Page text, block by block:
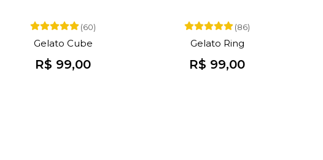
(60)
Gelato Cube
R$ 99,00
(86)
Gelato Ring
R$ 99,00